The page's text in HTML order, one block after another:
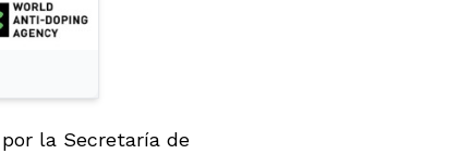
la Secretaría de